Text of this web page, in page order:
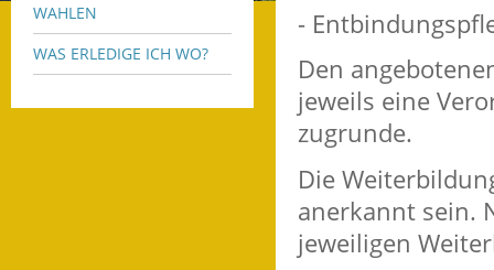
WAHLEN
WAS ERLEDIGE ICH WO?
-
Den
jeweils eine
zugrunde.
Die
anerkannt sein.
jeweiligen